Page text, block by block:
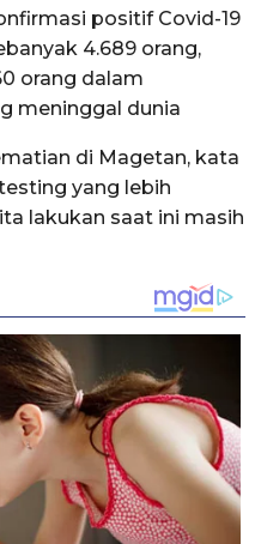
positif Covid-19
4.689 orang,
orang dalam
meninggal dunia
di Magetan, kata
yang lebih
lakukan saat ini masih